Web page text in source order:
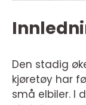
Den stadig
kjøretøy har
små elbiler. I